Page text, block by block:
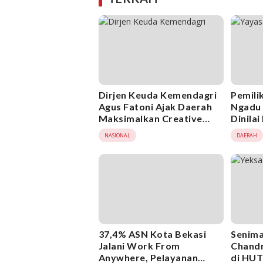
Dirjen Keuda Kemendagri
Agus Fatoni Ajak Daerah
Maksimalkan Creative
Financing
NASIONAL
Dinilai
DAERAH
37,4% ASN Kota Bekasi
Jalani Work From
Anywhere, Pelayanan
di